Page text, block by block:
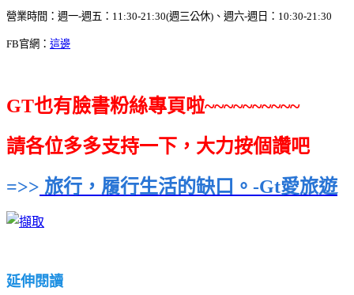
營業時間：週一-週五：11:30-21:30(週三公休)、週六-週日：10:30-21:30
FB官網： 這邊
GT也有臉書粉絲專頁啦~~~~~~~~~~
請各位多多支持一下，大力按個讚吧
=>> 旅行，履行生活的缺口。-Gt愛旅遊
延伸閱讀